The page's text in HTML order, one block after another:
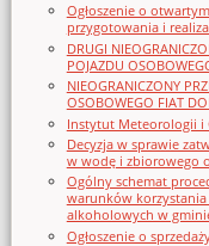
Ogłoszenie o
przygotowania i
DRUGI
POJAZDU
NIEOGRANICZONY
OSOBOWEGO FIAT
Instytut Meteorologii i
Decyzja w sprawie
w wodę i zbiorowego
Ogólny schemat
warunków
alkoholowych w
Ogłoszenie o